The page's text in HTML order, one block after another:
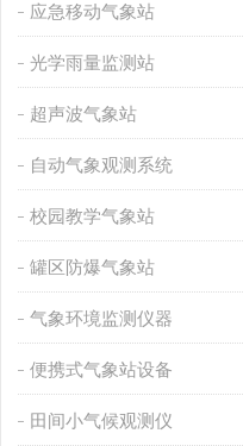
应急移动气象站
光学雨量监测站
超声波气象站
自动气象观测系统
校园教学气象站
罐区防爆气象站
气象环境监测仪器
便携式气象站设备
田间小气候观测仪